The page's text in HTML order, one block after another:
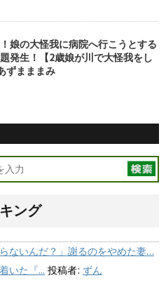
娘の大怪我に病院へ行こうとする
発生！【2歳娘が川で大怪我をし
ずまままみ
ング
らないんだ？」謝るのをやめた妻…
いた『... 投稿者: ずん